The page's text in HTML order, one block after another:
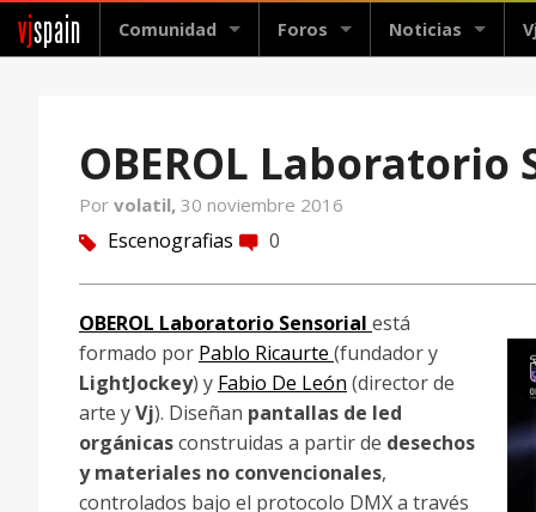
vjspain Comunidad Foros Noticias
OBEROL Laboratorio
Por volatil, 30 noviembre 2016
tag Escenografias comment 0
OBEROL Laboratorio Sensorial está
formado por Pablo Ricaurte (fundador y
LightJockey) y Fabio De León (director de
arte yVj). Diseñan pantallas de led
orgánicasconstruidas a partir de desechos
y materiales no convencionales,
controlados bajo el protocolo DMX a través